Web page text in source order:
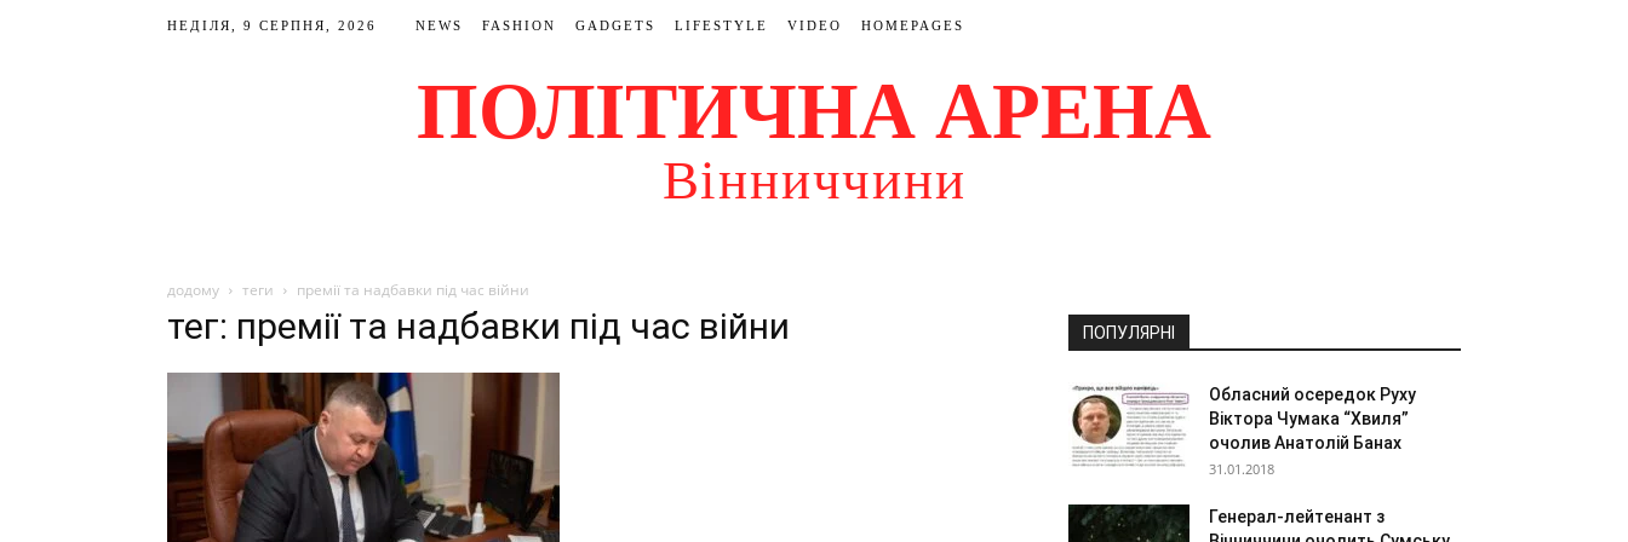
НЕДІЛЯ, 9 СЕРПНЯ, 2026 NEWS FASHION GADGETS LIFESTYLE VIDEO HOMEPAGES
ПОЛІТИЧНА АРЕНА
Вінниччини
додому теги премії та надбавки під час війни
тег: премії та надбавки під час війни ПОПУЛЯРНІ
Обласний осередок Руху
Віктора Чумака “Хвиля”
очолив Анатолій Банах
31.01.2018
Генерал-лейтенант з